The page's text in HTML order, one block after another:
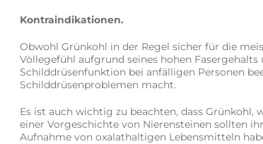
Kontraindikationen.
Obwohl Grünkohl in der Regel sicher für die
Völlegefühl aufgrund seines hohen
Schilddrüsenfunktion bei anfälligen Personen
Schilddrüsenproblemen macht.
Es ist auch wichtig zu beachten, dass
einer Vorgeschichte von Nierensteinen sollten
Aufnahme von oxalathaltigen Lebensmitteln